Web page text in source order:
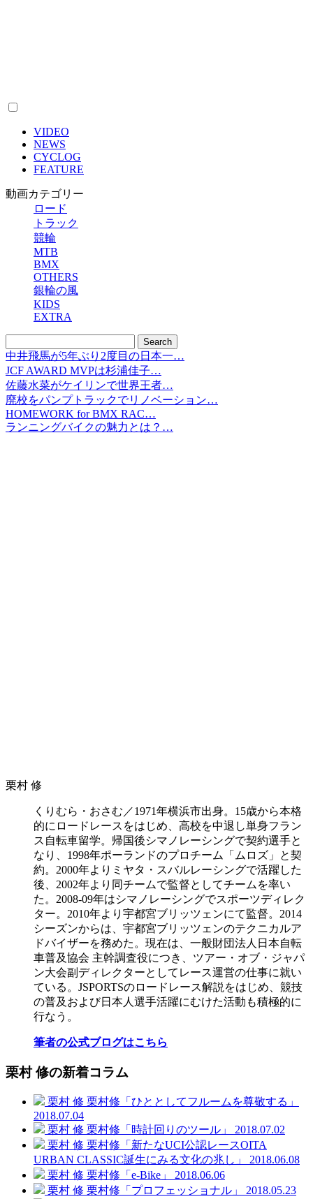
VIDEO
NEWS
CYCLOG
FEATURE
動画カテゴリー
ロード
トラック
競輪
MTB
BMX
OTHERS
銀輪の風
KIDS
EXTRA
中井飛馬が5年ぶり2度目の日本一…
JCF AWARD MVPは杉浦佳子…
佐藤水菜がケイリンで世界王者…
廃校をパンプトラックでリノベーション…
HOMEWORK for BMX RAC…
ランニングバイクの魅力とは？…
栗村 修
くりむら・おさむ／1971年横浜市出身。15歳から本格
的にロードレースをはじめ、高校を中退し単身フラン
ス自転車留学。帰国後シマノレーシングで契約選手と
なり、1998年ポーランドのプロチーム「ムロズ」と契
約。2000年よりミヤタ・スバルレーシングで活躍した
後、2002年より同チームで監督としてチームを率い
た。2008-09年はシマノレーシングでスポーツディレク
ター。2010年より宇都宮ブリッツェンにて監督。2014
シーズンからは、宇都宮ブリッツェンのテクニカルア
ドバイザーを務めた。現在は、一般財団法人日本自転
車普及協会 主幹調査役につき、ツアー・オブ・ジャパ
ン大会副ディレクターとしてレース運営の仕事に就い
ている。JSPORTSのロードレース解説をはじめ、競技
の普及および日本人選手活躍にむけた活動も積極的に
行なう。
筆者の公式ブログはこちら
栗村 修の新着コラム
栗村 修 栗村修「ひととしてフルームを尊敬する」
2018.07.04
栗村 修 栗村修「時計回りのツール」
2018.07.02
栗村 修 栗村修「新たなUCI公認レースOITA
URBAN CLASSIC誕生にみる文化の兆し」
2018.06.08
栗村 修 栗村修「e-Bike」
2018.06.06
栗村 修 栗村修「プロフェッショナル」
2018.05.23